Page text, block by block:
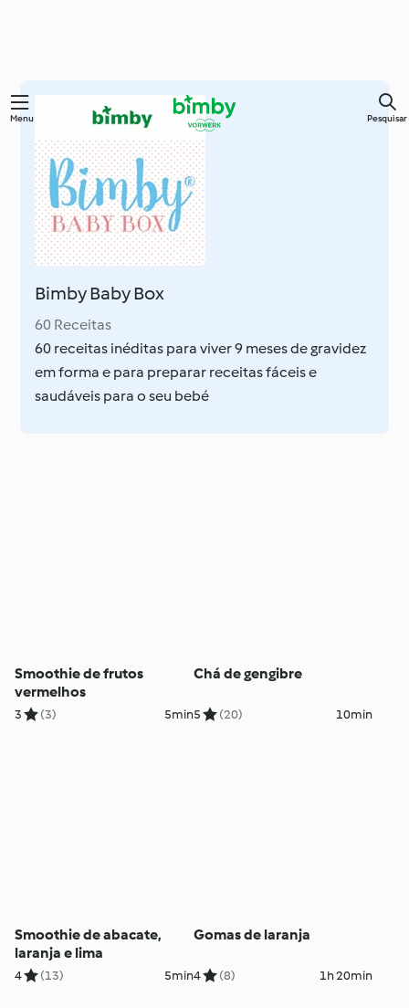
Saltar
conteúdo
principal
Menu Pesquisar
Bimby Baby Box
60 Receitas
60 receitas inéditas para viver 9 meses de gravidez
em forma e para preparar receitas fáceis e
saudáveis para o seu bebé
Smoothie de frutos
vermelhos
3 (3) 5min
Chá de gengibre
5 (20) 10min
Smoothie de abacate,
laranja e lima
4 (13) 5min
Gomas de laranja
4 (8) 1h 20min